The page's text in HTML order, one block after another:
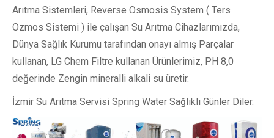
Arıtma Sistemleri, Reverse Osmosis System ( Ters
Ozmos Sistemi ) ile çalışan Su Arıtma Cihazlarımızda,
Dünya Sağlık Kurumu tarafından onayı almış Parçalar
kullanan, LG Chem Filtre kullanan Ürünlerimiz, PH 8,0
değerinde Zengin mineralli alkali su üretir.
İzmir Su Arıtma Servisi Spring Water Sağlıklı Günler Diler.